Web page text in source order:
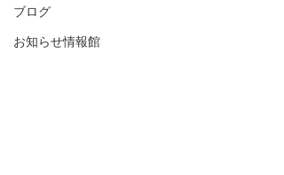
ブログ
お知らせ情報館